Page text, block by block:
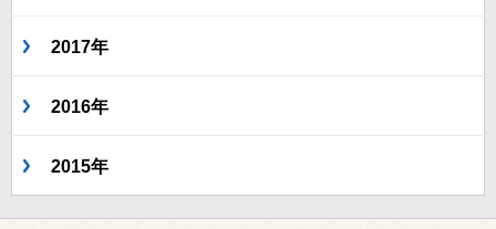
2017年
2016年
2015年